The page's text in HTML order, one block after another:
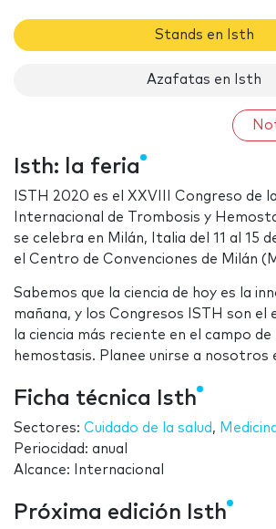
Stands en Isth
Azafatas en Isth
Isth: la feria
ISTH 2020 es el XXVIII Congreso de
Internacional de Trombosis y
se celebra en Milán, Italia del 11 al 15
el Centro de Convenciones de Milán
Sabemos que la ciencia de hoy es la
mañana, y los Congresos ISTH son el
la ciencia más reciente en el campo
hemostasis. Planee unirse a nosotros
Ficha técnica Isth
Sectores: Cuidado de la salud ,
Periocidad: anual
Alcance: Internacional
Próxima edición Isth